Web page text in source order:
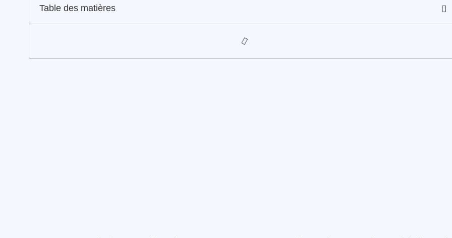
Table des matières